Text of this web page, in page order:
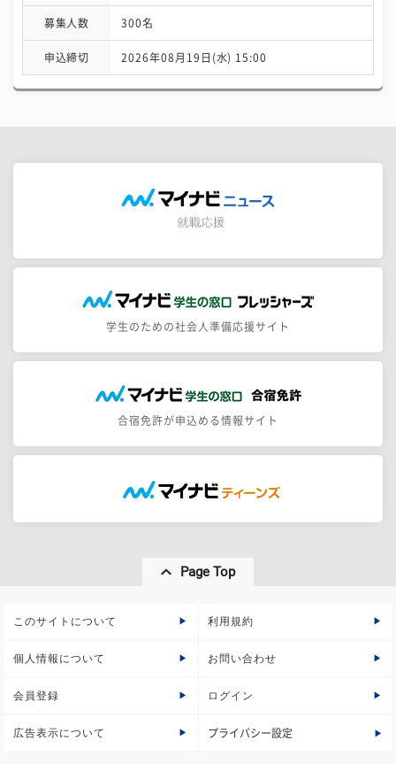
募集人数 300名
申込締切 2026年08月19日(水) 15:00
学生のための社会人準備応援サイト
合宿免許が申込める情報サイト
Page Top
このサイトについて 利用規約
個人情報について お問い合わせ
会員登録 ログイン
広告表示について プライバシー設定